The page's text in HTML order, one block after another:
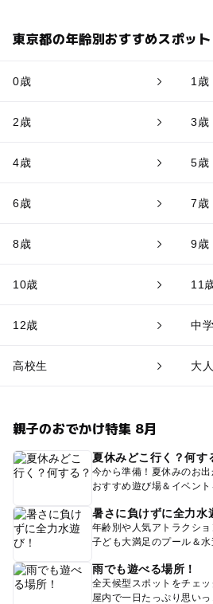
東京都の年齢別おすすめスポット
0歳 1歳
2歳 3歳
4歳 5歳
6歳 7歳
8歳 9歳
10歳 11
12歳 中
高校生 大人
親子のおでかけ特集 8月
夏休みどこ行く？何す
今から準備！夏休みのお
おすすめ遊び場＆イベント
暑さに負けずに全力水
年齢別や人気アトラクシ
子ども大満足のプール＆水
雨でも遊べる場所！
全天候型スポットをチェッ
屋内で一日たっぷり思い